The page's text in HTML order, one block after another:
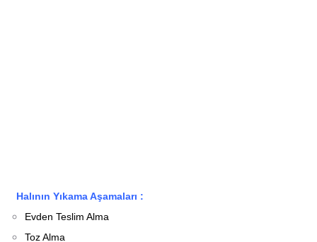
Halının Yıkama Aşamaları :
Evden Teslim Alma
Toz Alma